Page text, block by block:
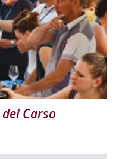
Carso